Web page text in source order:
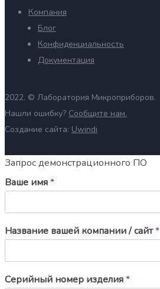
Компания
Блог
Конфиденциальность
Документация
2022. © Лаборатория Микроприборов.
Нашли ошибку? Сообщите нам.
Создание сайта: Uwindi
Запрос демонстрационного ПО
Ваше имя*
Название вашей компании / сайт*
Серийный номер изделия*